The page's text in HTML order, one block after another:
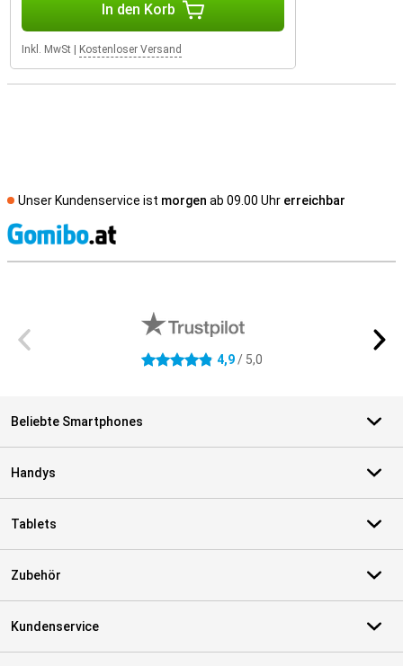
In den Korb
Inkl. MwSt Kostenloser Versand
Unser Kundenservice ist morgen ab 09.00 Uhr erreichbar
4.9 Sterne 4,9/ 5,0
Beliebte Smartphones
Handys
Tablets
Zubehör
Kundenservice